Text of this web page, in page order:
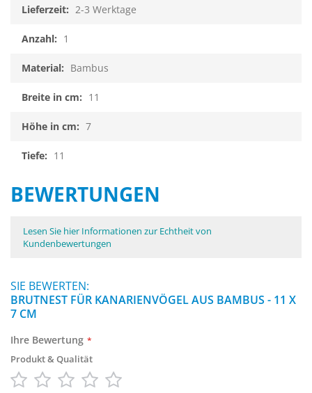
2-3 Werktage
1
Bambus
11
7
11
BEWERTUNGEN
Lesen Sie hier Informationen zur Echtheit von
Kundenbewertungen
SIE BEWERTEN:
BRUTNEST FÜR KANARIENVÖGEL AUS BAMBUS - 11 X
7 CM
Ihre Bewertung
Produkt & Qualität